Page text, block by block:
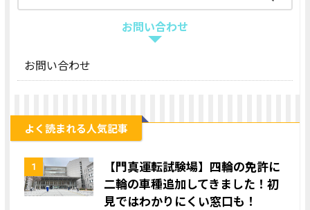
お問い合わせ
お問い合わせ
よく読まれる人気記事
1
【門真運転試験場】四輪の免許に
二輪の車種追加してきました！初
見ではわかりにくい窓口も！